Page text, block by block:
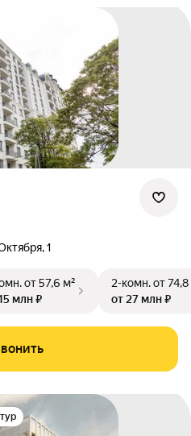
,1
от 57,6 м²
млн ₽
2-комн.от
от 27 млн ₽